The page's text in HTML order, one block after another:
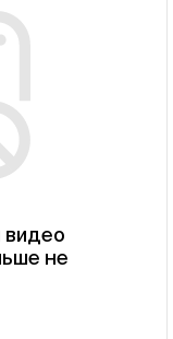
видео
не